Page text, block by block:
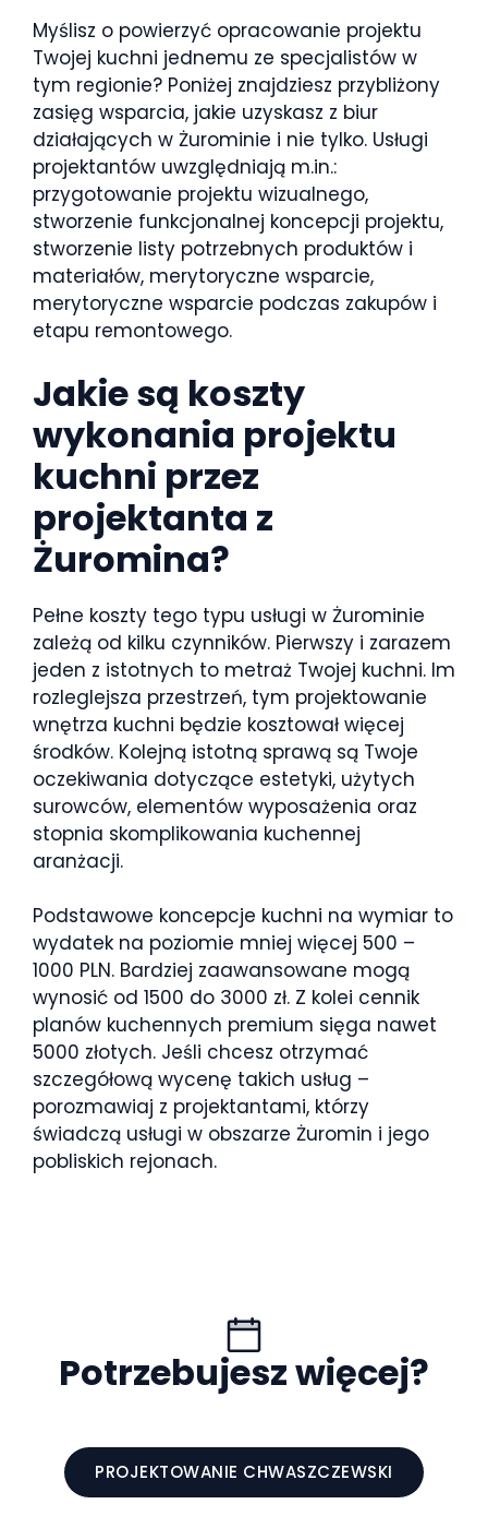
Myślisz o powierzyć opracowanie projektu
Twojej kuchni jednemu ze specjalistów w
tym regionie? Poniżej znajdziesz przybliżony
zasięg wsparcia, jakie uzyskasz z biur
działających w Żurominie i nie tylko. Usługi
projektantów uwzględniają m.in.:
przygotowanie projektu wizualnego,
stworzenie funkcjonalnej koncepcji projektu,
stworzenie listy potrzebnych produktów i
materiałów, merytoryczne wsparcie,
merytoryczne wsparcie podczas zakupów i
etapu remontowego.
Jakie są koszty
wykonania projektu
kuchni przez
projektanta z
Żuromina?
Pełne koszty tego typu usługi w Żurominie
zależą od kilku czynników. Pierwszy i zarazem
jeden z istotnych to metraż Twojej kuchni. Im
rozleglejsza przestrzeń, tym projektowanie
wnętrza kuchni będzie kosztował więcej
środków. Kolejną istotną sprawą są Twoje
oczekiwania dotyczące estetyki, użytych
surowców, elementów wyposażenia oraz
stopnia skomplikowania kuchennej
aranżacji.
Podstawowe koncepcje kuchni na wymiar to
wydatek na poziomie mniej więcej 500 –
1000 PLN. Bardziej zaawansowane mogą
wynosić od 1500 do 3000 zł. Z kolei cennik
planów kuchennych premium sięga nawet
5000 złotych. Jeśli chcesz otrzymać
szczegółową wycenę takich usług –
porozmawiaj z projektantami, którzy
świadczą usługi w obszarze Żuromin i jego
pobliskich rejonach.
Potrzebujesz więcej?
PROJEKTOWANIE CHWASZCZEWSKI